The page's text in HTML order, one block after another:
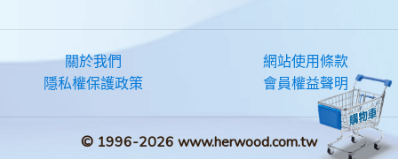
關於我們
網站使用條款
隱私權保護政策
會員權益聲明
© 1996-2026 www.herwood.com.tw